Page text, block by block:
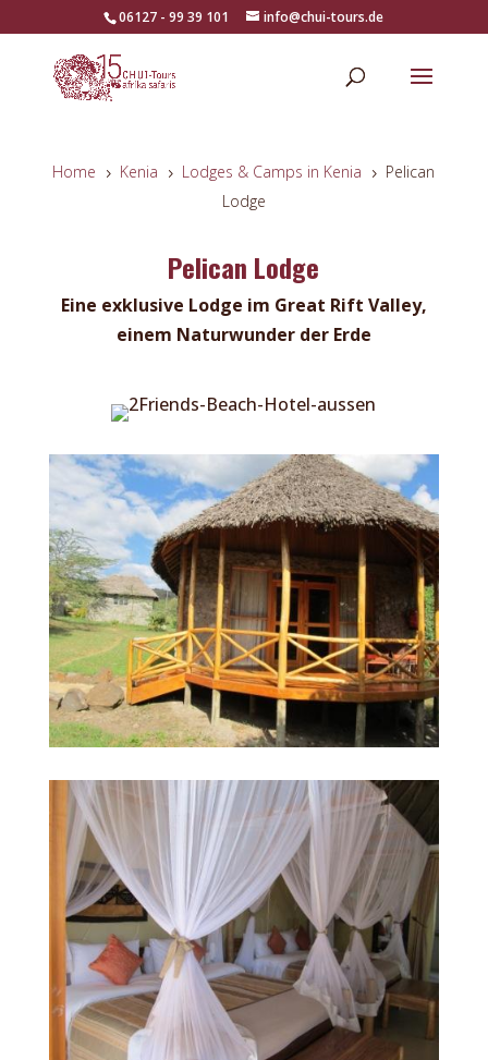
06127 - 99 39 101 info@chui-tours.de
Home 5 Kenia 5 Lodges & Camps in Kenia 5
Pelican
Lodge
Pelican Lodge
Eine exklusive Lodge im Great Rift Valley,
einem Naturwunder der Erde